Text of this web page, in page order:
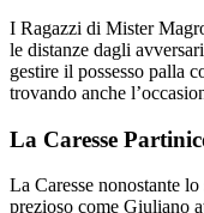
I Ragazzi di Mister
le distanze dagli
gestire il possesso palla
trovando anche
La Caresse
La Caresse nonostante
prezioso come Giuliano